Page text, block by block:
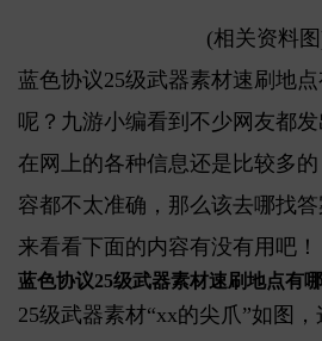
(相关资料
蓝色协议25级武器素材速刷地
呢？九游小编看到不少网友都
在网上的各种信息还是比较多
容都不太准确，那么该去哪找
来看看下面的内容有没有用吧！
蓝色协议25级武器素材速刷地点有
25级武器素材“xx的尖爪”如图